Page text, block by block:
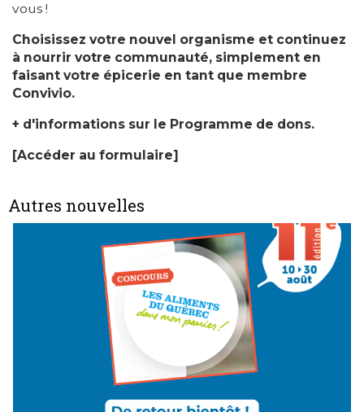
vous !
Choisissez votre nouvel organisme et continuez
à nourrir votre communauté, simplement en
faisant votre épicerie en tant que membre
Convivio.
+ d'informations sur le Programme de dons.
[Accéder au formulaire]
Autres nouvelles